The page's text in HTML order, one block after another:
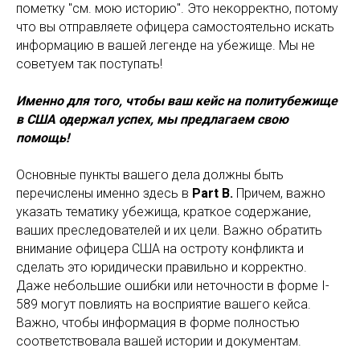
пометку "см. мою историю". Это некорректно, потому
что вы отправляете офицера самостоятельно искать
информацию в вашей легенде на убежище. Мы не
советуем так поступать!
Именно для того, чтобы ваш кейс на политубежище
в США одержал успех, мы предлагаем свою
помощь!
Основные пункты вашего дела должны быть
перечислены именно здесь в Part B. Причем, важно
указать тематику убежища, краткое содержание,
ваших преследователей и их цели. Важно обратить
внимание офицера США на остроту конфликта и
сделать это юридически правильно и корректно.
Даже небольшие ошибки или неточности в форме I-
589 могут повлиять на восприятие вашего кейса.
Важно, чтобы информация в форме полностью
соответствовала вашей истории и документам.